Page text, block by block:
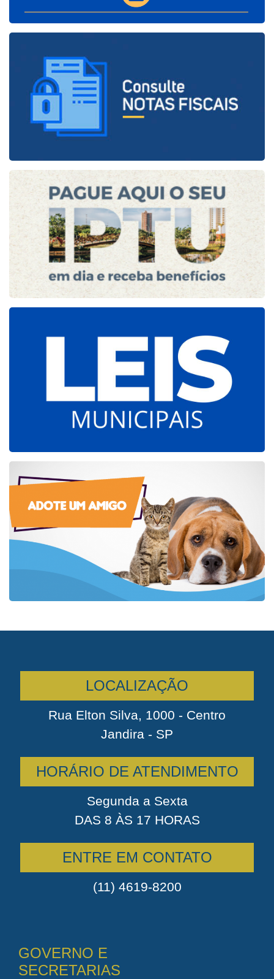
LOCALIZAÇÃO
Rua Elton Silva, 1000 - Centro
Jandira - SP
HORÁRIO DE ATENDIMENTO
Segunda a Sexta
DAS 8 ÀS 17 HORAS
ENTRE EM CONTATO
(11) 4619-8200
GOVERNO E
SECRETARIAS